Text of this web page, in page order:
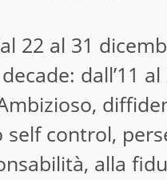
22 al 31
dall’11
control,
alla